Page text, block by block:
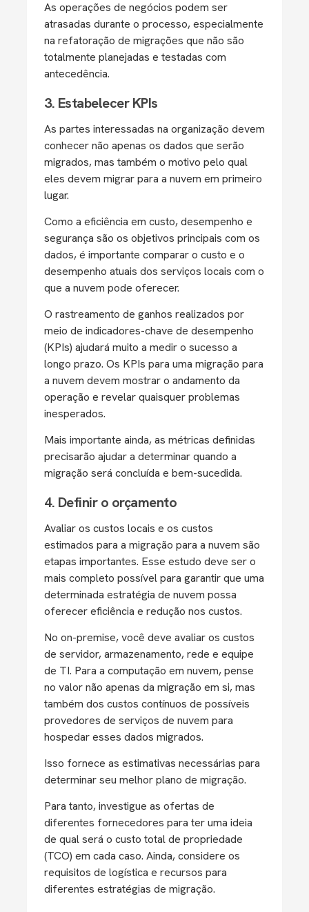
As operações de negócios podem ser
atrasadas durante o processo, especialmente
na refatoração de migrações que não são
totalmente planejadas e testadas com
antecedência.
3. Estabelecer KPIs
As partes interessadas na organização devem
conhecer não apenas os dados que serão
migrados, mas também o motivo pelo qual
eles devem migrar para a nuvem em primeiro
lugar.
Como a eficiência em custo, desempenho e
segurança são os objetivos principais com os
dados, é importante comparar o custo e o
desempenho atuais dos serviços locais com o
que a nuvem pode oferecer.
O rastreamento de ganhos realizados por
meio de indicadores-chave de desempenho
(KPIs) ajudará muito a medir o sucesso a
longo prazo. Os KPIs para uma migração para
a nuvem devem mostrar o andamento da
operação e revelar quaisquer problemas
inesperados.
Mais importante ainda, as métricas definidas
precisarão ajudar a determinar quando a
migração será concluída e bem-sucedida.
4. Definir o orçamento
Avaliar os custos locais e os custos
estimados para a migração para a nuvem são
etapas importantes. Esse estudo deve ser o
mais completo possível para garantir que uma
determinada estratégia de nuvem possa
oferecer eficiência e redução nos custos.
No on-premise, você deve avaliar os custos
de servidor, armazenamento, rede e equipe
de TI. Para a computação em nuvem, pense
no valor não apenas da migração em si, mas
também dos custos contínuos de possíveis
provedores de serviços de nuvem para
hospedar esses dados migrados.
Isso fornece as estimativas necessárias para
determinar seu melhor plano de migração.
Para tanto, investigue as ofertas de
diferentes fornecedores para ter uma ideia
de qual será o custo total de propriedade
(TCO) em cada caso. Ainda, considere os
requisitos de logística e recursos para
diferentes estratégias de migração.